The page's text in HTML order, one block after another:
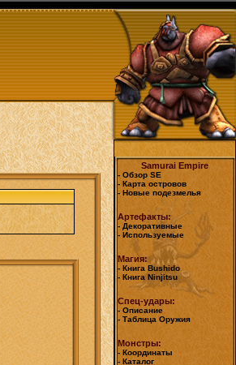
Samurai Empire
- Обзор SE
- Карта островов
- Новые подезмелья
Артефакты:
- Декоративные
- Используемые
Магия:
- Книга Bushido
- Книга Ninjitsu
Спец-удары:
- Описание
- Таблица Оружия
Монстры:
- Координаты
- Каталог